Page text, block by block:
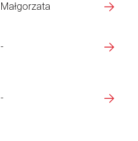
Małgorzata
-
-